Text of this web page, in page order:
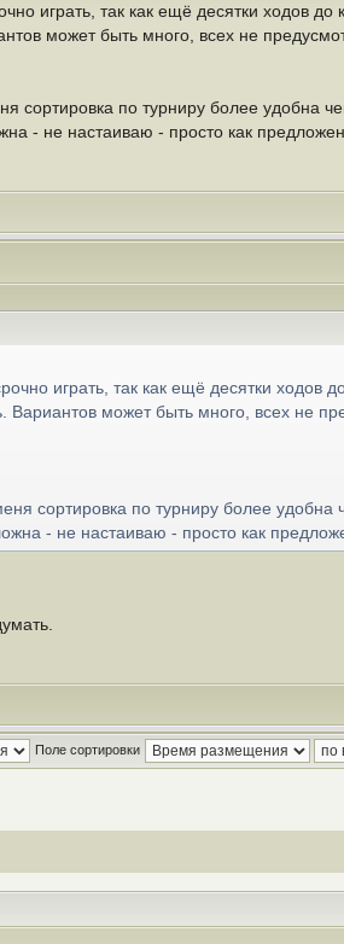
играть, так как ещё десятки ходов
может быть много, всех не
сортировка по турниру более удобна
- не настаиваю - просто как
играть, так как ещё десятки ходов
может быть много, всех не
сортировка по турниру более удобна
- не настаиваю - просто как
Поле сортировки